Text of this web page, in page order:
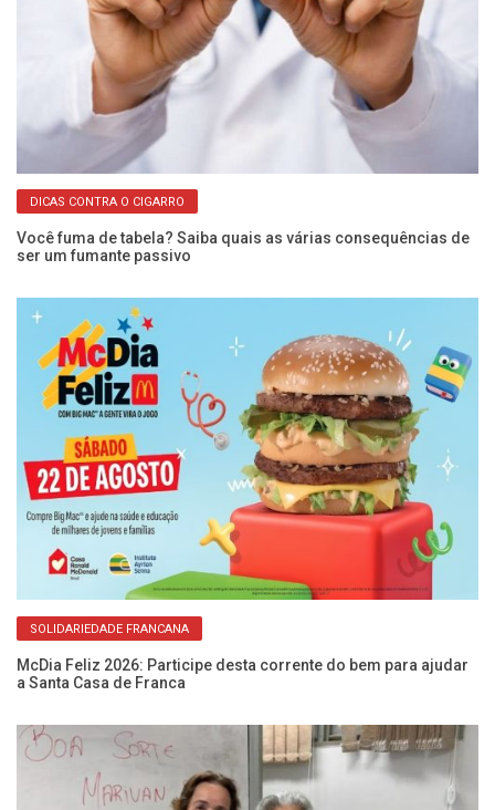
DICAS CONTRA O CIGARRO
Você fuma de tabela? Saiba quais as várias consequências de
ser um fumante passivo
SOLIDARIEDADE FRANCANA
McDia Feliz 2026: Participe desta corrente do bem para ajudar
a Santa Casa de Franca